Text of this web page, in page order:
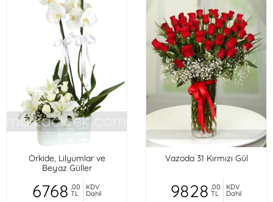
Orkide, Lilyumlar ve
Beyaz Güller
6768 ,00
TL
KDV
Dahil
Vazoda 31 Kırmızı Gül
9828 ,00
TL
KDV
Dahil